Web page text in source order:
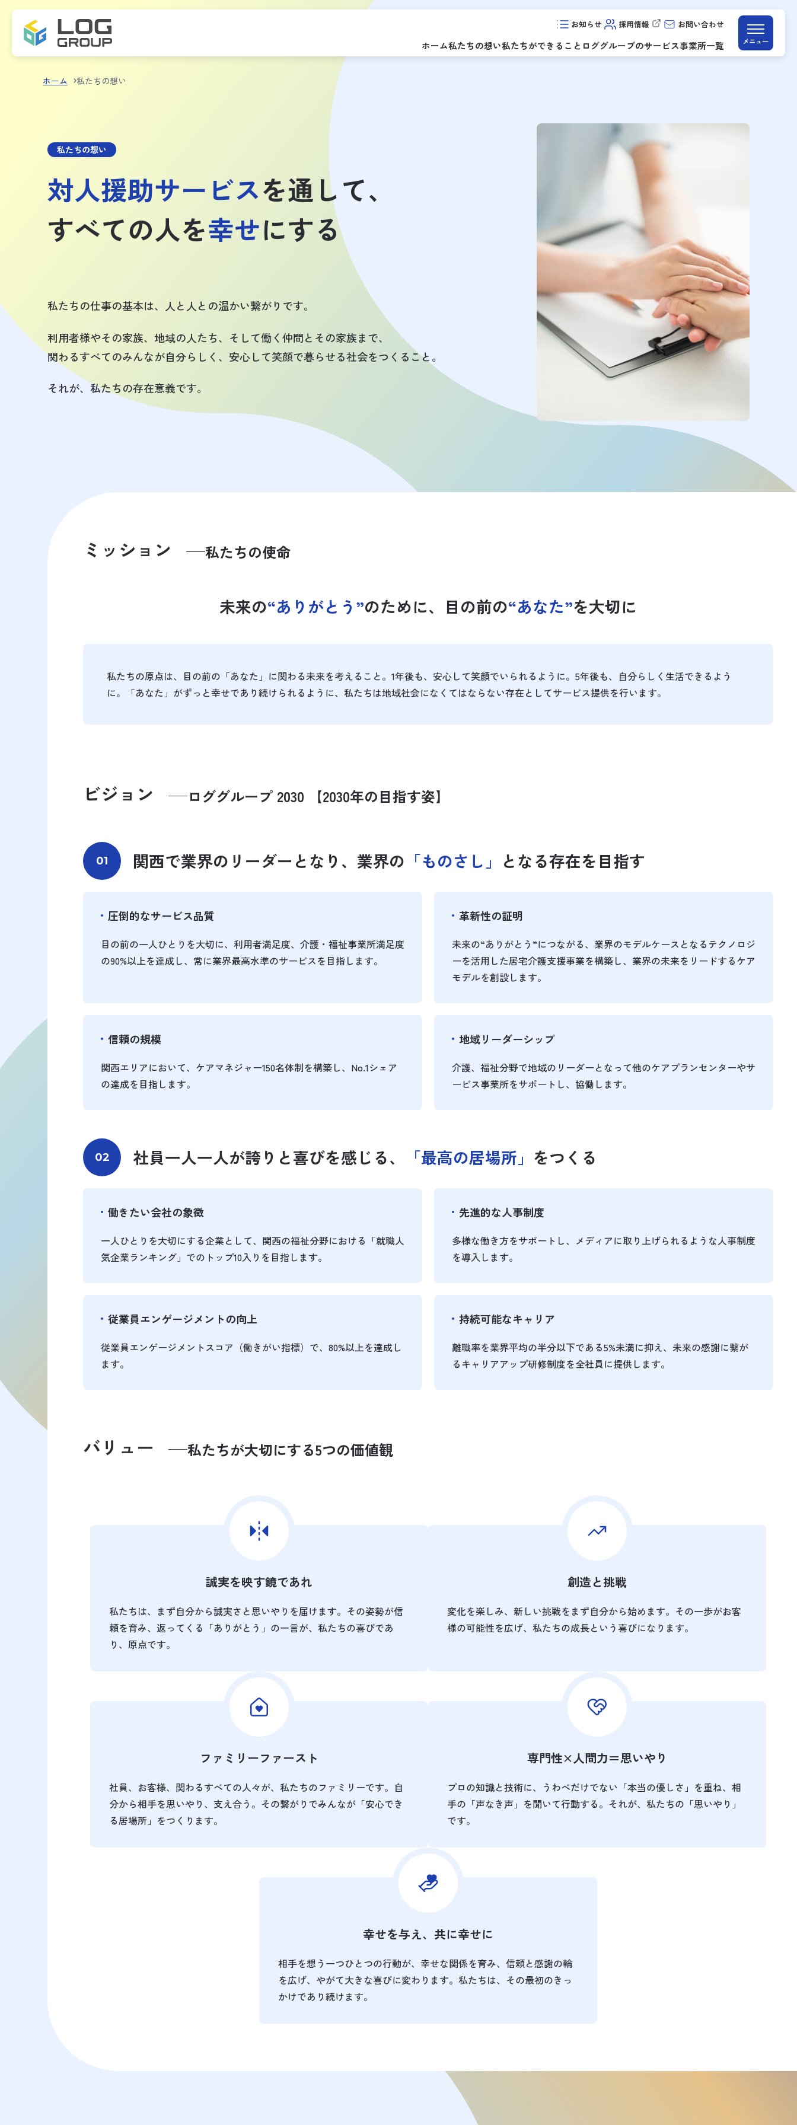
お知らせ 採用情報
新しいウィンドウで開きますお問い合わせ
ホーム私たちの想い私たちができること ロググループのサービス事業所一覧 メニュー
ホーム 私たちの想い
私たちの想い
対人援助サービスを通して、
すべての人を幸せにする
私たちの仕事の基本は、人と人との温かい繋がりです。
利用者様やその家族、地域の人たち、そして働く仲間とその家族まで、
関わるすべてのみんなが自分らしく、安心して笑顔で暮らせる社会をつくること。
それが、私たちの存在意義です。
ミッション 私たちの使命
未来の“ありがとう”のために、目の前の“あなた”を大切に
私たちの原点は、目の前の「あなた」に関わる未来を考えること。1年後も、安心して笑顔でいられるように。5年後も、自分らしく生活できるよう
に。「あなた」がずっと幸せであり続けられるように、私たちは地域社会になくてはならない存在としてサービス提供を行います。
ビジョン ロググループ 2030 【2030年の目指す姿】
01 関西で業界のリーダーとなり、業界の 「ものさし」 となる存在を目指す
圧倒的なサービス品質
目の前の一人ひとりを大切に、利用者満足度、介護・福祉事業所満足度
の90%以上を達成し、常に業界最高水準のサービスを目指します。
革新性の証明
未来の“ありがとう”につながる、業界のモデルケースとなるテクノロジ
ーを活用した居宅介護支援事業を構築し、業界の未来をリードするケア
モデルを創設します。
信頼の規模
関西エリアにおいて、ケアマネジャー150名体制を構築し、No.1シェア
の達成を目指します。
地域リーダーシップ
介護、福祉分野で地域のリーダーとなって他のケアプランセンターやサ
ービス事業所をサポートし、協働します。
02 社員一人一人が誇りと喜びを感じる、 「最高の居場所」 をつくる
働きたい会社の象徴
一人ひとりを大切にする企業として、関西の福祉分野における「就職人
気企業ランキング」でのトップ10入りを目指します。
先進的な人事制度
多様な働き方をサポートし、メディアに取り上げられるような人事制度
を導入します。
従業員エンゲージメントの向上
従業員エンゲージメントスコア（働きがい指標）で、80%以上を達成し
ます。
持続可能なキャリア
離職率を業界平均の半分以下である5%未満に抑え、未来の感謝に繋が
るキャリアアップ研修制度を全社員に提供します。
バリュー 私たちが大切にする5つの価値観
誠実を映す鏡であれ
私たちは、まず自分から誠実さと思いやりを届けます。その姿勢が信
頼を育み、返ってくる「ありがとう」の一言が、私たちの喜びであ
り、原点です。
創造と挑戦
変化を楽しみ、新しい挑戦をまず自分から始めます。その一歩がお客
様の可能性を広げ、私たちの成長という喜びになります。
ファミリーファースト
社員、お客様、関わるすべての人々が、私たちのファミリーです。自
分から相手を思いやり、支え合う。その繋がりでみんなが「安心でき
る居場所」をつくります。
専門性×人間力＝思いやり
プロの知識と技術に、うわべだけでない「本当の優しさ」を重ね、相
手の「声なき声」を聞いて行動する。それが、私たちの「思いやり」
です。
幸せを与え、共に幸せに
相手を想う一つひとつの行動が、幸せな関係を育み、信頼と感謝の輪
を広げ、やがて大きな喜びに変わります。私たちは、その最初のきっ
かけであり続けます。